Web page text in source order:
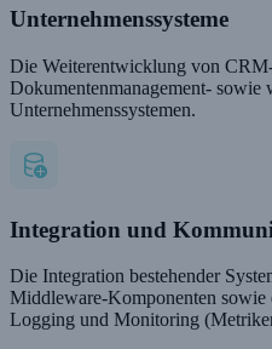
Unternehmenssysteme
Die Weiterentwicklung von
Dokumentenmanagement- sowie
Unternehmenssystemen.
Integration und
Die Integration bestehender
Middleware-Komponenten sowie
Logging und Monitoring